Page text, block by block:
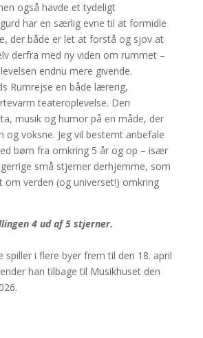
også havde et tydeligt
har en særlig evne til at formidle
der både er let at forstå og sjov at
derfra med ny viden om rummet –
endnu mere givende.
Rumrejse en både lærerig,
teateroplevelse. Den
musik og humor på en måde, der
og voksne. Jeg vil bestemt anbefale
børn fra omkring 5 år og op – især
små stjerner derhjemme, som
verden (og universet!) omkring
4 ud af 5 stjerner.
spiller i flere byer frem til den 18. april
han tilbage til Musikhuset den